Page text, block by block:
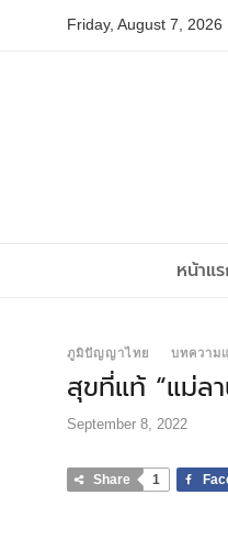
Friday, August 7, 2026
หน้าแ
ภูมิปัญญาไทย บทความ
สุขที่แท้ “แม่ล
September 8, 2022
Share 1